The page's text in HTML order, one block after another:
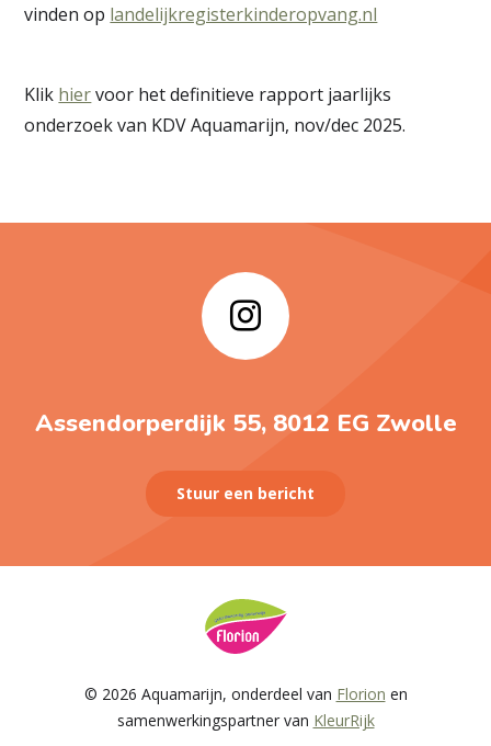
vinden op landelijkregisterkinderopvang.nl
Klik hiervoor het definitieve rapport jaarlijks
onderzoek van KDV Aquamarijn, nov/dec 2025.
Assendorperdijk 55, 8012 EG Zwolle
Stuur een bericht
© 2026 Aquamarijn, onderdeel van Florion en
samenwerkingspartner van KleurRijk